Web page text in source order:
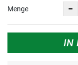
Menge
IN